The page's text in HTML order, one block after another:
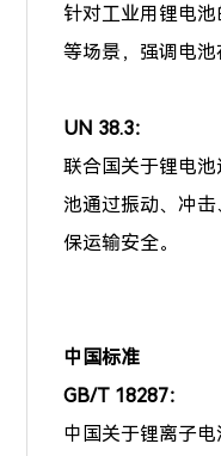
针对工业用锂电
等场景，强调电池
UN 38.3：
联合国关于锂电
池通过振动、冲
保运输安全。
中国标准
GB/T 18287：
中国关于锂离子